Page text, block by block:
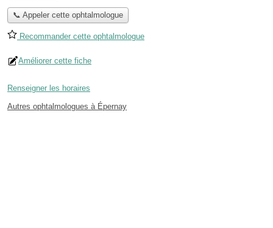
📞 Appeler cette ophtalmologue
Recommander cette ophtalmologue
Améliorer cette fiche
Renseigner les horaires
Autres ophtalmologues à Épernay